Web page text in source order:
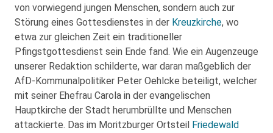
von vorwiegend jungen Menschen, sondern auch zur
Störung eines Gottesdienstes in der Kreuzkirche, wo
etwa zur gleichen Zeit ein traditioneller
Pfingstgottesdienst sein Ende fand. Wie ein Augenzeuge
unserer Redaktion schilderte, war daran maßgeblich der
AfD-Kommunalpolitiker Peter Oehlcke beteiligt, welcher
mit seiner Ehefrau Carola in der evangelischen
Hauptkirche der Stadt herumbrüllte und Menschen
attackierte. Das im Moritzburger Ortsteil Friedewald